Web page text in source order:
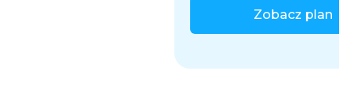
Zobacz plan